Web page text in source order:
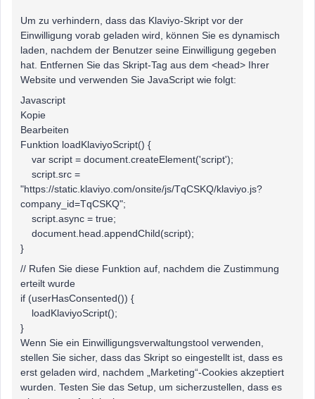
Um zu verhindern, dass das Klaviyo-Skript vor der
Einwilligung vorab geladen wird, können Sie es dynamisch
laden, nachdem der Benutzer seine Einwilligung gegeben
hat. Entfernen Sie das Skript-Tag aus dem <head> Ihrer
Website und verwenden Sie JavaScript wie folgt:
Javascript
Kopie
Bearbeiten
Funktion loadKlaviyoScript() {
var script = document.createElement('script');
script.src =
"https://static.klaviyo.com/onsite/js/TqCSKQ/klaviyo.js?
company_id=TqCSKQ";
script.async = true;
document.head.appendChild(script);
}
// Rufen Sie diese Funktion auf, nachdem die Zustimmung
erteilt wurde
if (userHasConsented()) {
loadKlaviyoScript();
}
Wenn Sie ein Einwilligungsverwaltungstool verwenden,
stellen Sie sicher, dass das Skript so eingestellt ist, dass es
erst geladen wird, nachdem „Marketing“-Cookies akzeptiert
wurden. Testen Sie das Setup, um sicherzustellen, dass es